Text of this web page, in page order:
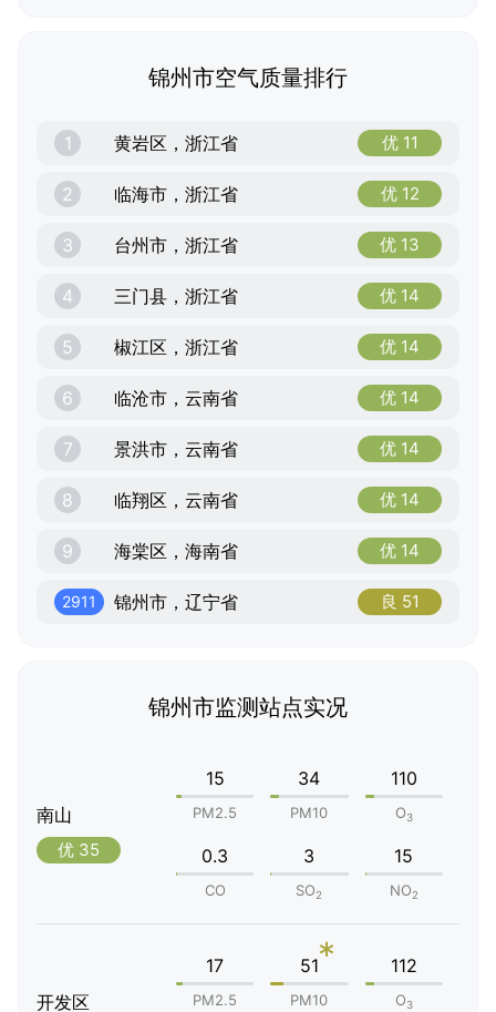
锦州市空气质量排行
1 黄岩区，浙江省 优 11
2 临海市，浙江省 优 12
3 台州市，浙江省 优 13
4 三门县，浙江省 优 14
5 椒江区，浙江省 优 14
6 临沧市，云南省 优 14
7 景洪市，云南省 优 14
8 临翔区，云南省 优 14
9 海棠区，海南省 优 14
2911 锦州市，辽宁省 良 51
锦州市监测站点实况
南山
优 35
15
PM2.5
34
PM10
110
O3
0.3
CO
3
SO2
15
NO2
开发区
17
PM2.5
51*
PM10
112
O3